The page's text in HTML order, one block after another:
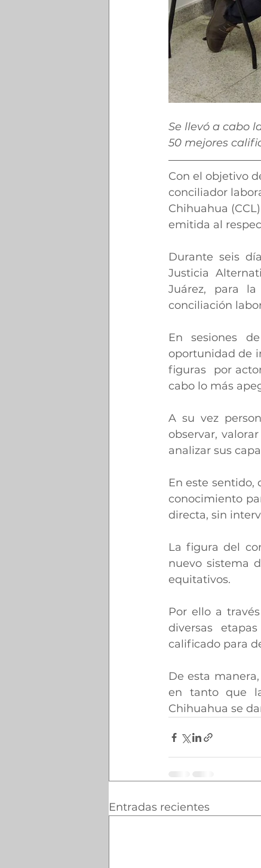
Se llevó a cabo
50 mejores
Con el objetivo
conciliador
Chihuahua
emitida al
Durante seis
Justicia
Juárez, para
conciliación
En sesiones
oportunidad de
figuras  por
cabo lo más
A su vez
observar,
analizar sus
En este
conocimiento
directa, sin
La figura del
nuevo sistema
equitativos.
Por ello a
diversas
calificado para
De esta
en tanto que
Chihuahua se
Entradas recientes